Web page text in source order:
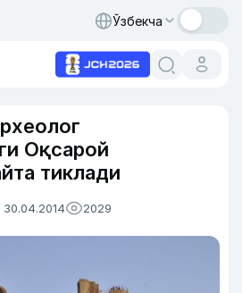
Ўзбекча
Оқсарой
тиклади
2029